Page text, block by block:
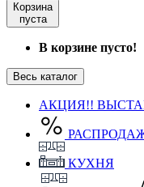
Корзина
пуста
В корзине пусто!
Весь каталог
АКЦИЯ!!
КУХНЯ